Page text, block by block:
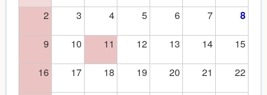
2
3 4 5 6 7 8
9 10 11 12 13 14
15
16
17 18 19 20 21
22